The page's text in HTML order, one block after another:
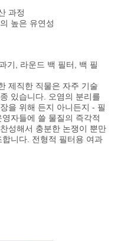
과정
높은 유연성
기, 라운드 백 필터, 백 필
제직한 직물은 자주 기술
있습니다. 오염의 분리를
을 위해 든지 아니든지 - 필
자들에 쓸 물질의 즉각적
성해서 충분한 논쟁이 뿐만
니다. 전형적 필터용 여과